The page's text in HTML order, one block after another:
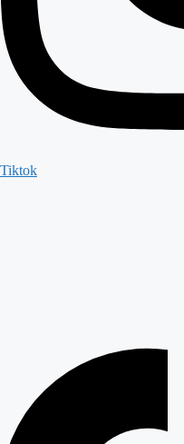
Tiktok